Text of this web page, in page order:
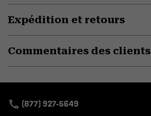
Expédition et retours
Commentaires des clients
(877) 927-5649